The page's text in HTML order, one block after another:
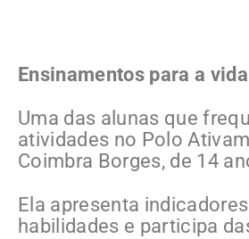
Ensinamentos para a vida
Uma das alunas que
atividades no Polo
Coimbra Borges, de 14
Ela apresenta
habilidades e participa